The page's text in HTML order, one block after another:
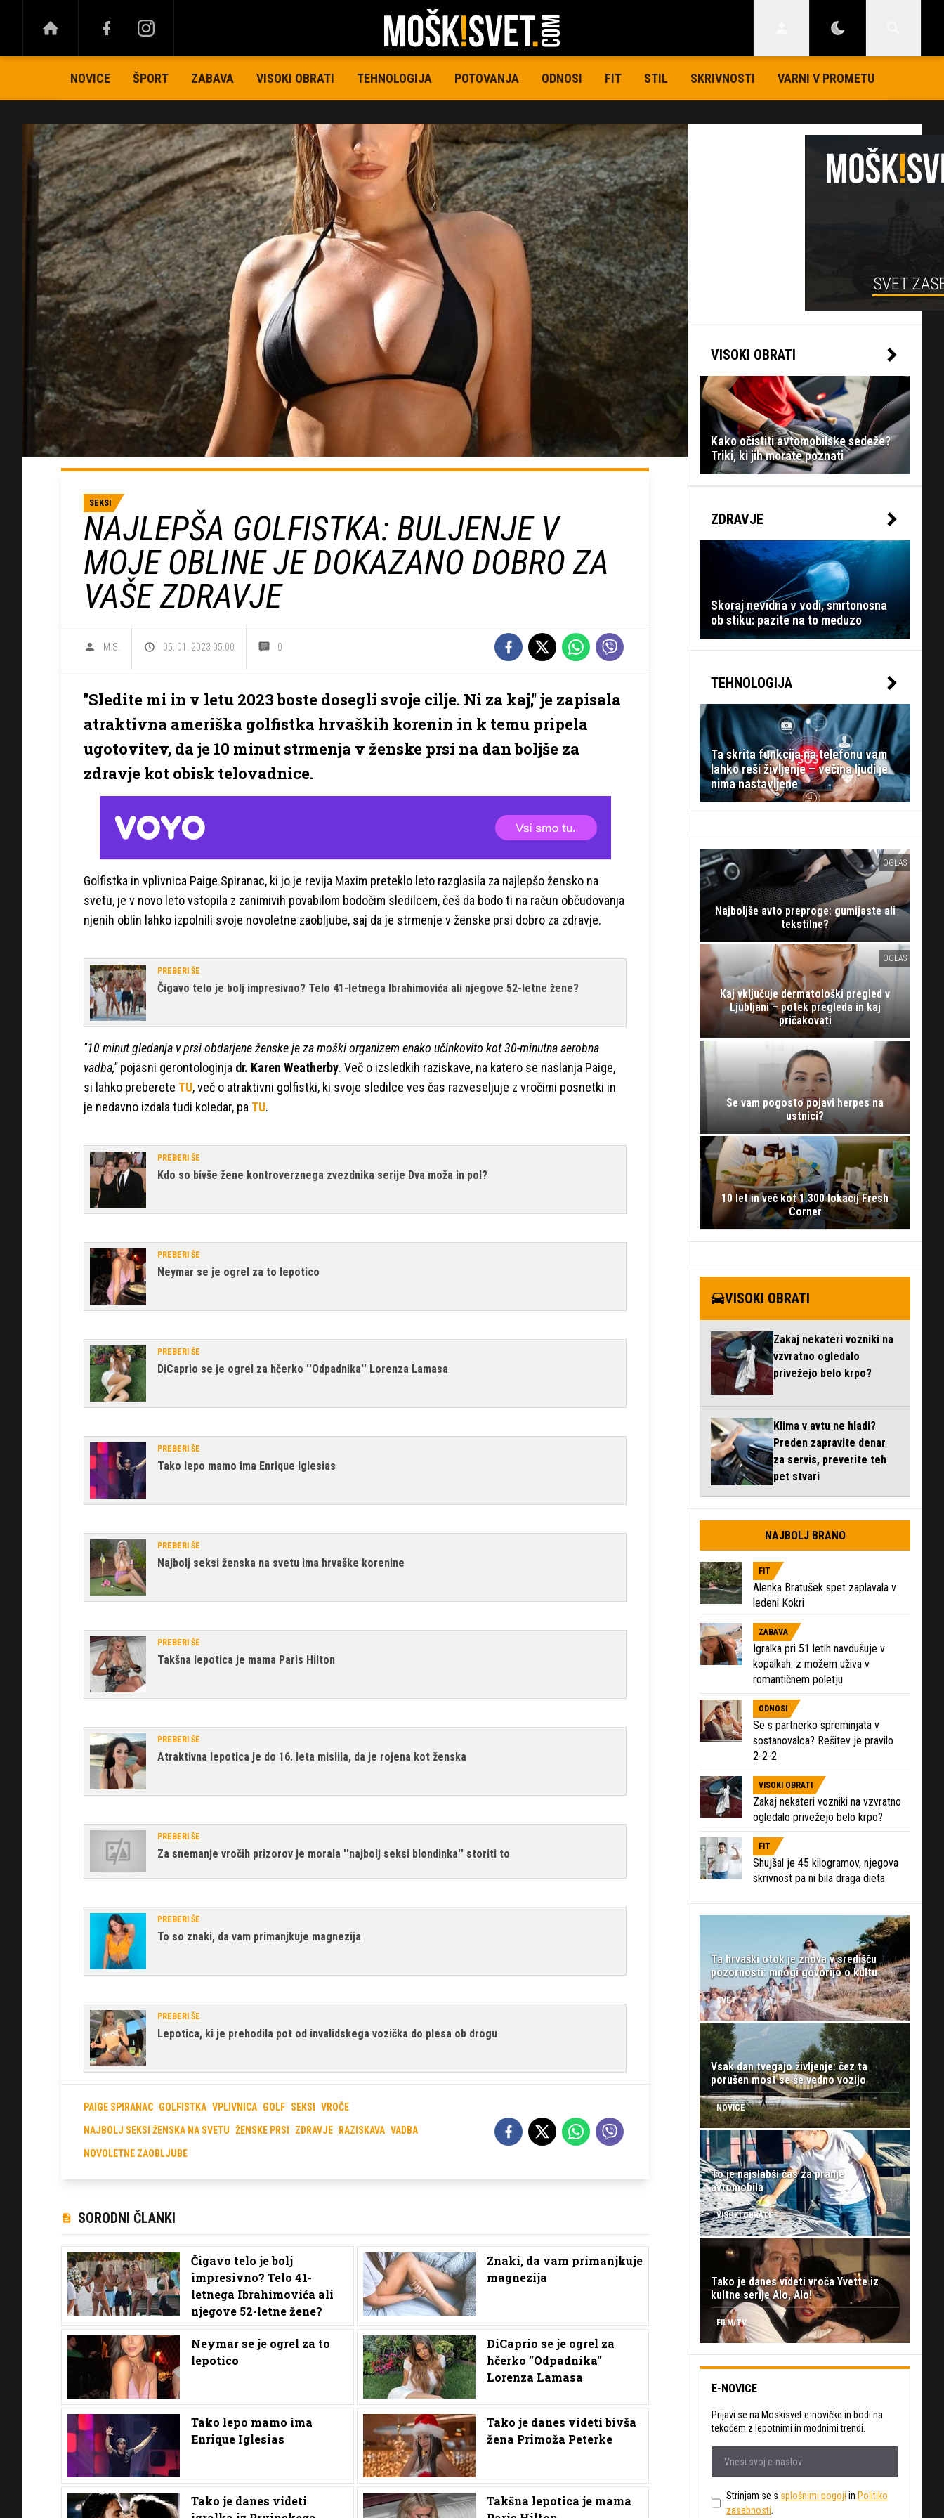
NOVICE ŠPORT ZABAVA VISOKI OBRATI TEHNOLOGIJA POTOVANJA ODNOSI FIT STIL SKRIVNOSTI VARNI V PROMETU
SEKSI
NAJLEPŠA GOLFISTKA: BULJENJE V
MOJE OBLINE JE DOKAZANO DOBRO ZA
VAŠE ZDRAVJE
M.S. 05. 01. 2023 05.00 0
''Sledite mi in v letu 2023 boste dosegli svoje cilje. Ni za kaj,'' je zapisala
atraktivna ameriška golfistka hrvaških korenin in k temu pripela
ugotovitev, da je 10 minut strmenja v ženske prsi na dan boljše za
zdravje kot obisk telovadnice.
Golfistka in vplivnica Paige Spiranac, ki jo je revija Maxim preteklo leto razglasila za najlepšo žensko na
svetu, je v novo leto vstopila z zanimivih povabilom bodočim sledilcem, češ da bodo ti na račun občudovanja
njenih oblin lahko izpolnili svoje novoletne zaobljube, saj da je strmenje v ženske prsi dobro za zdravje.
PREBERI ŠE
Čigavo telo je bolj impresivno? Telo 41-letnega Ibrahimovića ali njegove 52-letne žene?
''10 minut gledanja v prsi obdarjene ženske je za moški organizem enako učinkovito kot 30-minutna aerobna
vadba,''pojasni gerontologinja dr. Karen Weatherby. Več o izsledkih raziskave, na katero se naslanja Paige,
si lahko preberete TU, več o atraktivni golfistki, ki svoje sledilce ves čas razveseljuje z vročimi posnetki in
je nedavno izdala tudi koledar, pa TU.
PREBERI ŠE
Kdo so bivše žene kontroverznega zvezdnika serije Dva moža in pol?
PREBERI ŠE
Neymar se je ogrel za to lepotico
PREBERI ŠE
DiCaprio se je ogrel za hčerko ''Odpadnika'' Lorenza Lamasa
PREBERI ŠE
Tako lepo mamo ima Enrique Iglesias
PREBERI ŠE
Najbolj seksi ženska na svetu ima hrvaške korenine
PREBERI ŠE
Takšna lepotica je mama Paris Hilton
PREBERI ŠE
Atraktivna lepotica je do 16. leta mislila, da je rojena kot ženska
PREBERI ŠE
Za snemanje vročih prizorov je morala ''najbolj seksi blondinka'' storiti to
PREBERI ŠE
To so znaki, da vam primanjkuje magnezija
PREBERI ŠE
Lepotica, ki je prehodila pot od invalidskega vozička do plesa ob drogu
PAIGE SPIRANAC GOLFISTKA VPLIVNICA GOLF SEKSI VROČE
NAJBOLJ SEKSI ŽENSKA NA SVETU ŽENSKE PRSI ZDRAVJE RAZISKAVA VADBA
NOVOLETNE ZAOBLJUBE
SORODNI ČLANKI
Čigavo telo je bolj
impresivno? Telo 41-
letnega Ibrahimovića ali
njegove 52-letne žene?
Znaki, da vam primanjkuje
magnezija
Neymar se je ogrel za to
lepotico
DiCaprio se je ogrel za
hčerko ''Odpadnika''
Lorenza Lamasa
Tako lepo mamo ima
Enrique Iglesias
Tako je danes videti bivša
žena Primoža Peterke
Tako je danes videti
Takšna lepotica je mama
VISOKI OBRATI
Kako očistiti avtomobilske sedeže?
Triki, ki jih morate poznati
ZDRAVJE
Skoraj nevidna v vodi, smrtonosna
ob stiku: pazite na to meduzo
TEHNOLOGIJA
Ta skrita funkcija na telefonu vam
lahko reši življenje – večina ljudi je
nima nastavljene
OGLAS
Najboljše avto preproge: gumijaste ali
tekstilne?
OGLAS
Kaj vključuje dermatološki pregled v
Ljubljani – potek pregleda in kaj
pričakovati
Se vam pogosto pojavi herpes na
ustnici?
10 let in več kot 1.300 lokacij Fresh
Corner
VISOKI OBRATI
Zakaj nekateri vozniki na
vzvratno ogledalo
privežejo belo krpo?
Klima v avtu ne hladi?
Preden zapravite denar
za servis, preverite teh
pet stvari
NAJBOLJ BRANO
FIT
Alenka Bratušek spet zaplavala v
ledeni Kokri
ZABAVA
Igralka pri 51 letih navdušuje v
kopalkah: z možem uživa v
romantičnem poletju
ODNOSI
Se s partnerko spreminjata v
sostanovalca? Rešitev je pravilo
2-2-2
VISOKI OBRATI
Zakaj nekateri vozniki na vzvratno
ogledalo privežejo belo krpo?
FIT
Shujšal je 45 kilogramov, njegova
skrivnost pa ni bila draga dieta
Ta hrvaški otok je znova v središču
pozornosti: mnogi govorijo o kultu
SVET
Vsak dan tvegajo življenje: čez ta
porušen most se še vedno vozijo
NOVICE
To je najslabši čas za pranje
avtomobila
VISOKI OBRATI
Tako je danes videti vroča Yvette iz
kultne serije Alo, Alo!
FILM/TV
E-NOVICE
Prijavi se na Moskisvet e-novičke in bodi na
tekočem z lepotnimi in modnimi trendi.
Strinjam se s splošnimi pogoji in Politiko
zasebnosti